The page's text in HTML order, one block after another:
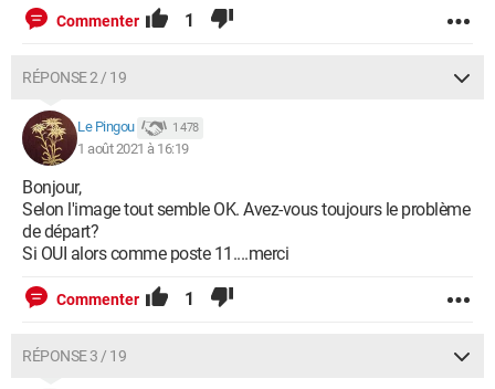
Commenter 1
RÉPONSE 2 / 19
Le Pingou 1 478
1 août 2021 à 16:19
Bonjour,
Selon l'image tout semble OK. Avez-vous toujours le problème
de départ?
Si OUI alors comme poste 11....merci
Commenter 1
RÉPONSE 3 / 19